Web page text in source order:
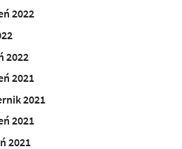
2022
2022
2021
2021
2021
2021